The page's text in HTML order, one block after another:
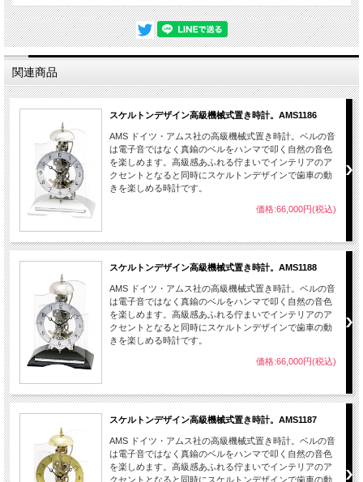
関連商品
スケルトンデザイン高級機械式置き時計。AMS1186
AMS ドイツ・アムス社の高級機械式置き時計。ベルの音
は電子音ではなく真鍮のベルをハンマで叩く自然の音色
を楽しめます。高級感あふれる佇まいでインテリアのア
クセントとなると同時にスケルトンデザインで歯車の動
きを楽しめる時計です。
価格:66,000円(税込)
スケルトンデザイン高級機械式置き時計。AMS1188
AMS ドイツ・アムス社の高級機械式置き時計。ベルの音
は電子音ではなく真鍮のベルをハンマで叩く自然の音色
を楽しめます。高級感あふれる佇まいでインテリアのア
クセントとなると同時にスケルトンデザインで歯車の動
きを楽しめる時計です。
価格:66,000円(税込)
スケルトンデザイン高級機械式置き時計。AMS1187
AMS ドイツ・アムス社の高級機械式置き時計。ベルの音
は電子音ではなく真鍮のベルをハンマで叩く自然の音色
を楽しめます。高級感あふれる佇まいでインテリアのア
クセントとなると同時にスケルトンデザインで歯車の動